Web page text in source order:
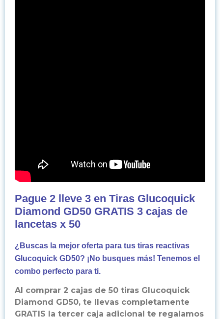
Pague 2 lleve 3 en Tiras Glucoquick
Diamond GD50 GRATIS 3 cajas de
lancetas x 50
¿Buscas la mejor oferta para tus tiras reactivas
Glucoquick GD50? ¡No busques más! Tenemos el
combo perfecto para ti.
Al comprar 2 cajas de 50 tiras Glucoquick
Diamond GD50, te llevas completamente
GRATIS la tercer caja adicional te regalamos